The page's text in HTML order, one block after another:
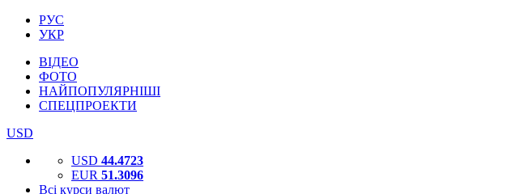
РУС
УКР
ВІДЕО
ФОТО
НАЙПОПУЛЯРНІШІ
СПЕЦПРОЕКТИ
USD
USD 44.4723
EUR 51.3096
Всі курси валют